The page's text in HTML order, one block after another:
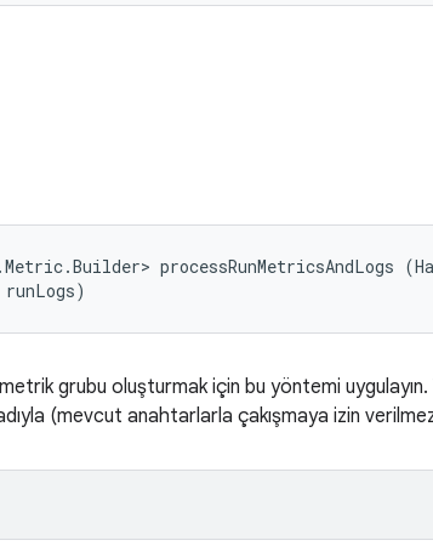
processRunMetricsAndLogs
runLogs)
grubu oluşturmak için bu yöntemi uygulayın.
(mevcut anahtarlarla çakışmaya izin